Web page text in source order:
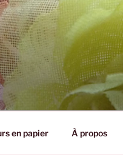
en papier À propos